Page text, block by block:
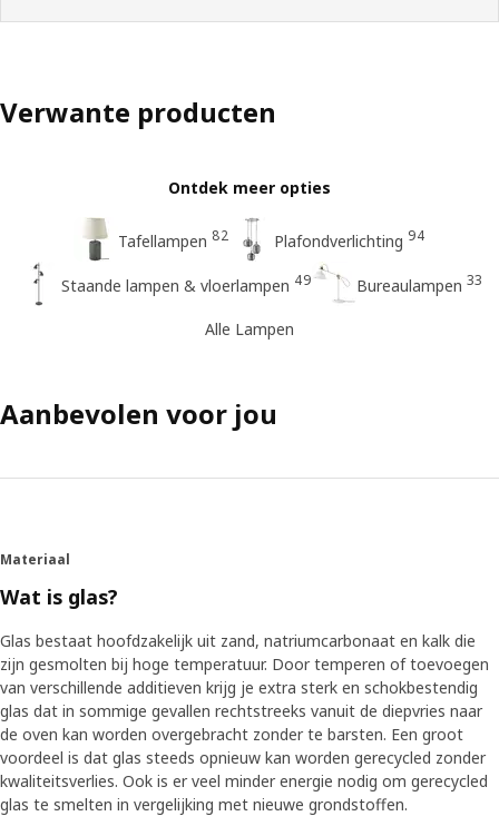
Verwante producten
Ontdek meer opties
Tafellampen 82 Plafondverlichting 94
Staande lampen & vloerlampen 49 Bureaulampen 33
Alle Lampen
Aanbevolen voor jou
Materiaal
Wat is glas?
Glas bestaat hoofdzakelijk uit zand, natriumcarbonaat en kalk die
zijn gesmolten bij hoge temperatuur. Door temperen of toevoegen
van verschillende additieven krijg je extra sterk en schokbestendig
glas dat in sommige gevallen rechtstreeks vanuit de diepvries naar
de oven kan worden overgebracht zonder te barsten. Een groot
voordeel is dat glas steeds opnieuw kan worden gerecycled zonder
kwaliteitsverlies. Ook is er veel minder energie nodig om gerecycled
glas te smelten in vergelijking met nieuwe grondstoffen.